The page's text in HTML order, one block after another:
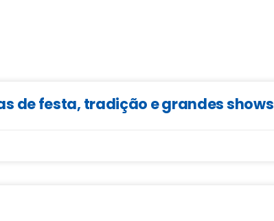
de festa, tradição e grandes shows